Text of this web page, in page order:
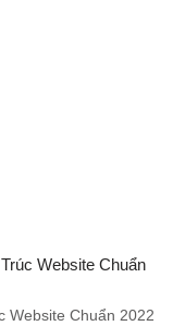
Website Chuẩn 2022